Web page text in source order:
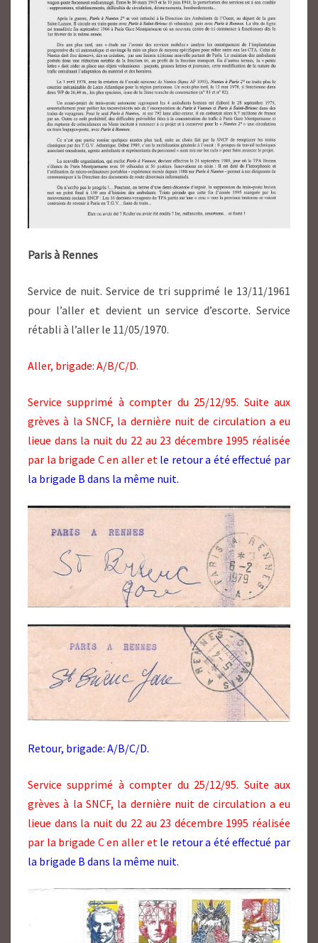
Paris à Rennes
Service de nuit. Service de tri supprimé le 13/11/1961
pour l’aller et devient un service d’escorte. Service
rétabli à l’aller le 11/05/1970.
Aller, brigade: A/B/C/D.
Service supprimé à compter du 25/12/95. Suite aux
grèves à la SNCF, la dernière nuit de circulation a eu
lieue dans la nuit du 22 au 23 décembre 1995 réalisée
par la brigade C en aller et le retour a été effectué par
la brigade B dans la même nuit.
Retour, brigade: A/B/C/D.
Service supprimé à compter du 25/12/95. Suite aux
grèves à la SNCF, la dernière nuit de circulation a eu
lieue dans la nuit du 22 au 23 décembre 1995 réalisée
par la brigade C en aller et le retour a été effectué par
la brigade B dans la même nuit.